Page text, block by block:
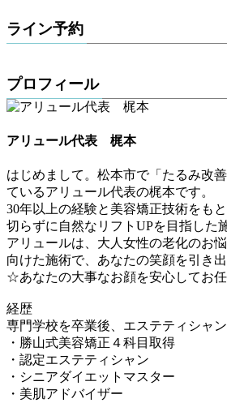
ライン予約
プロフィール
アリュール代表 梶本
はじめまして。松本市で「たるみ改
ているアリュール代表の梶本です。
30年以上の経験と美容矯正技術をも
切らずに自然なリフトUPを目指した
アリュールは、大人女性の老化のお
向けた施術で、あなたの笑顔を引き出
☆あなたの大事なお顔を安心してお任
経歴
専門学校を卒業後、エステティシャン
・勝山式美容矯正４科目取得
・認定エステティシャン
・シニアダイエットマスター
・美肌アドバイザー